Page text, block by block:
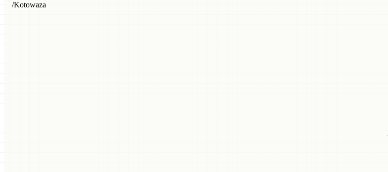
/Kotowaza